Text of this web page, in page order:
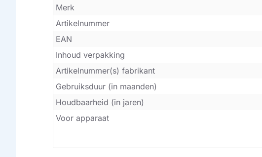
Merk
Artikelnummer
EAN
Inhoud verpakking
Artikelnummer(s) fabrikant
Gebruiksduur (in maanden)
Houdbaarheid (in jaren)
Voor apparaat